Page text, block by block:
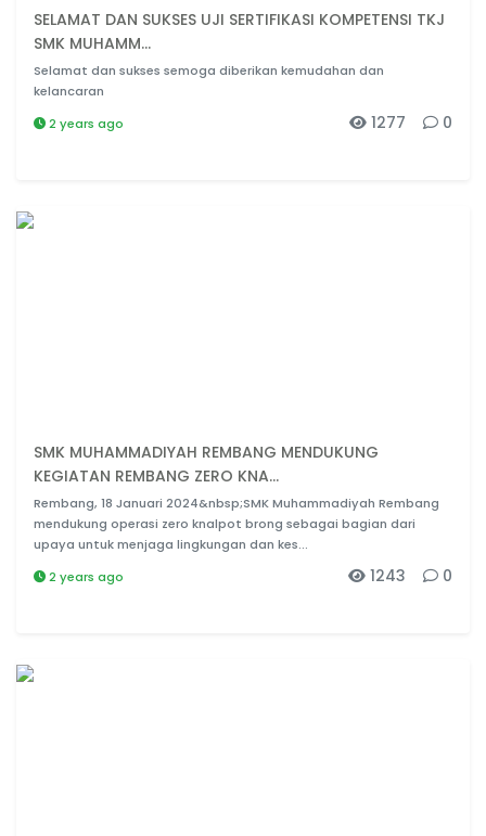
SELAMAT DAN SUKSES UJI SERTIFIKASI KOMPETENSI TKJ
SMK MUHAMM...
Selamat dan sukses semoga diberikan kemudahan dan
kelancaran
2 years ago
0
1277
SMK MUHAMMADIYAH REMBANG MENDUKUNG
KEGIATAN REMBANG ZERO KNA...
Rembang, 18 Januari 2024&nbsp;SMK Muhammadiyah Rembang
mendukung operasi zero knalpot brong sebagai bagian dari
upaya untuk menjaga lingkungan dan kes...
2 years ago
0
1243